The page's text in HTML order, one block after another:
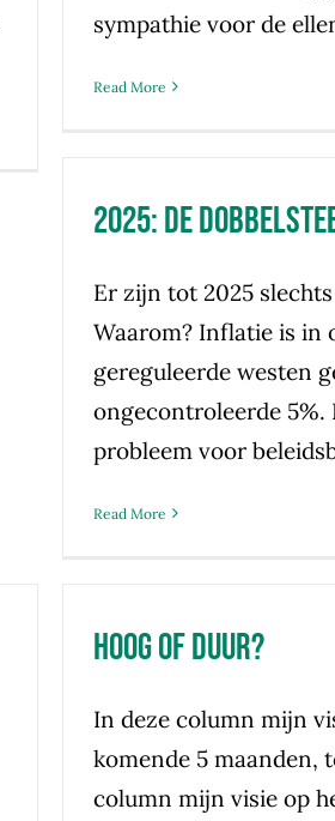
sympathie voor de
Read More
2025: de
Er zijn tot 2025
Waarom? Inflatie is in
gereguleerde westen
ongecontroleerde
probleem voor
Read More
Hoog of duur?
In deze column mijn
komende 5 maanden,
column mijn visie op